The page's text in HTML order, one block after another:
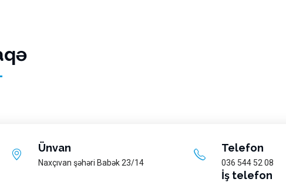
Ünvan
Naxçıvan şəhəri Babək 23/14
Telefon
036 544 52 08
İş telefon